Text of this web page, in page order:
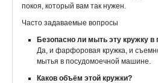
покоя, который вам так нужен.
Часто задаваемые вопросы
Безопасно ли мыть эту кружку
Да, и фарфоровая кружка, и
мытья в посудомоечной машине.
Каков объём этой кружки?